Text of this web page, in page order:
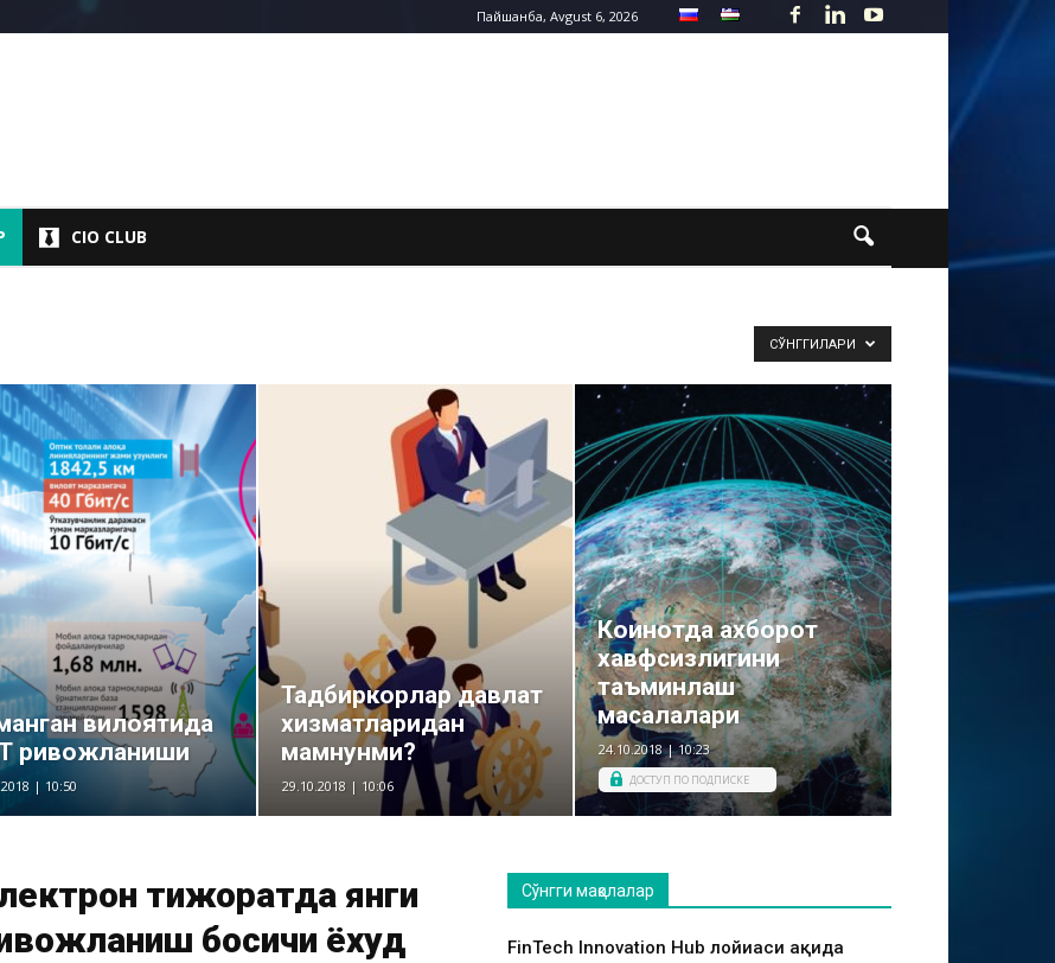
Пайшанба, Avgust 6, 2026
CIO CLUB
СЎНГГИЛАРИ
вилоятида
ривожланиши
| 10:50
Тадбиркорлар давлат
хизматларидан
мамнунми?
29.10.2018 | 10:06
Коинотда ахборот
хавфсизлигини
таъминлаш
масалалари
24.10.2018 | 10:23
ДОСТУП ПО ПОДПИСКЕ
тижоратда янги
босқичи ёхуд
Сўнгги мақолалар
FinTech Innovation Hub лойиҳаси ҳақида